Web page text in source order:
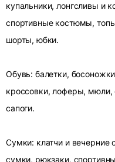
купальники, лонгсливы и
спортивные костюмы,
шорты, юбки.
Обувь: балетки,
кроссовки, лоферы, мюли,
сапоги.
Сумки: клатчи и
сумки, рюкзаки,